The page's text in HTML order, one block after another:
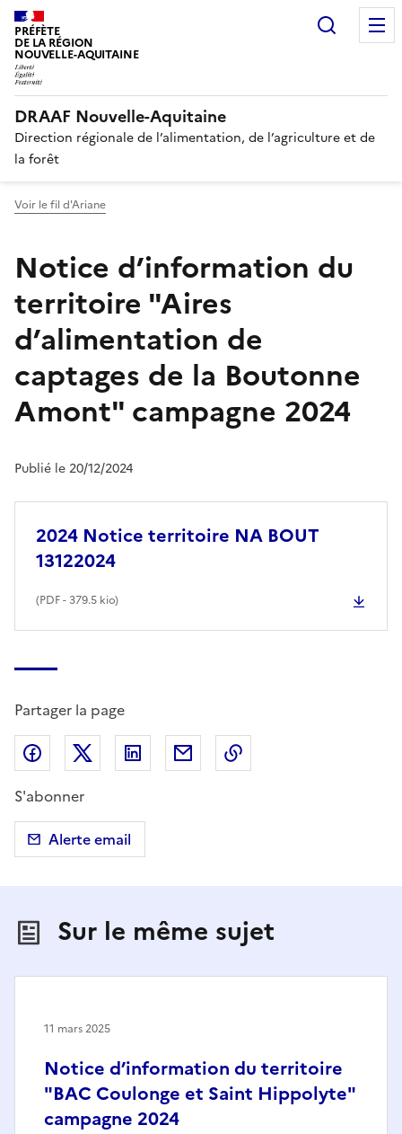
PRÉFÈTE
DE LA RÉGION
NOUVELLE-AQUITAINE
DRAAF Nouvelle-Aquitaine
Direction régionale de l’alimentation, de l’agriculture et de
la forêt
Voir le fil d'Ariane
Notice d’information du
territoire "Aires
d’alimentation de
captages de la Boutonne
Amont" campagne 2024
Publié le 20/12/2024
2024 Notice territoire NA BOUT
13122024
(PDF- 379.5 kio)
Partager la page
Partager sur Facebook
Partager sur X (anciennement Twitter)
Partager sur LinkedIn
Partager par email
S'abonner
Alerte email
Sur le même sujet
Notice d’information du territoire
"BAC Coulonge et Saint Hippolyte"
campagne 2024
11 mars 2025